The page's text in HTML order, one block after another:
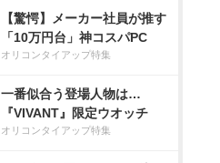
【驚愕】メーカー社員が推す
「10万円台」神コスパPC
オリコンタイアップ特集
一番似合う登場人物は…
『VIVANT』限定ウオッチ
オリコンタイアップ特集